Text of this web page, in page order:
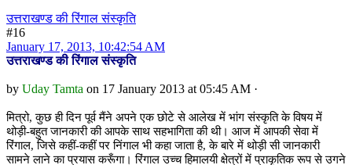
उत्तराखण्ड की रिंगाल संस्कृति
#16
January 17, 2013, 10:42:54 AM
उत्तराखण्ड की रिंगाल संस्कृति
by Uday Tamta on 17 January 2013 at 05:45 AM ·
मित्रो, कुछ ही दिन पूर्व मैंने अपने एक छोटे से आलेख में भांग संस्कृति के विषय में
थोड़ी-बहुत जानकारी की आपके साथ सहभागिता की थी। आज में आपकी सेवा में
रिंगाल, जिसे कहीं-कहीं पर निंगाल भी कहा जाता है, के बारे में थोड़ी सी जानकारी
सामने लाने का प्रयास करूँगा। रिंगाल उच्च हिमालयी क्षेत्रों में प्राकृतिक रूप से उगने